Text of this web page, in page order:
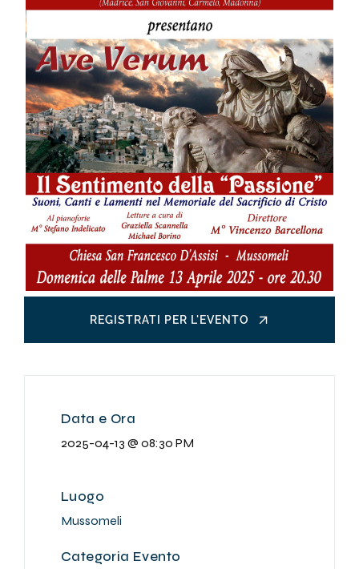
REGISTRATI PER L'EVENTO
Data e Ora
2025-04-13 @ 08:30 PM
Luogo
Mussomeli
Categoria Evento